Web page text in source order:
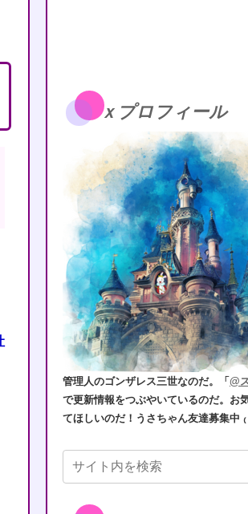
ｘプロフィール
管理人のゴンザレス三世なのだ。「@
で更新情報をつぶやいているのだ。お
てほしいのだ！うさちゃん友達募集中 ₍